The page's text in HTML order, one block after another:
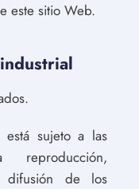
este sitio Web.
está sujeto a las
reproducción,
difusión de los